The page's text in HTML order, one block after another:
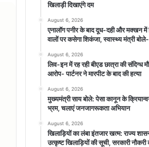
खिलाड़ी दिखाएंगे दम
August 6, 2026
एनालॉग पनीर के बाद दूध-दही और मक्खन में
वालों पर कसेगा शिकंजा, स्वास्थ्य मंत्री
August 6, 2026
लिव-इन में रह रही बीएड छात्रा की संदिग्ध
आरोप- पार्टनर ने मारपीट के बाद की हत्या
August 6, 2026
मुख्यमंत्री साय बोले: पेसा कानून के
भ्रम, चलाएं जनजागरूकता अभियान
August 6, 2026
खिलाड़ियों का लंबा इंतजार खत्म: राज्य
उत्कृष्ट खिलाड़ियों की सूची, सरकारी नौकरी